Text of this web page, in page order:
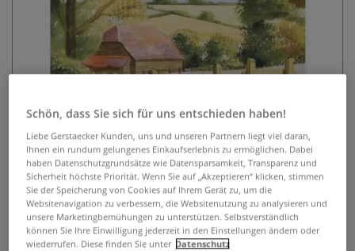
Aquarellmalerei Landschaften
0 Bewertungen
Eindrucksvolle Bilder Schritt für Schritt malen. Mit Vorlagen
Schön, dass Sie sich für uns entschieden haben!
Liebe Gerstaecker Kunden, uns und unseren Partnern liegt viel daran,
Ihnen ein rundum gelungenes Einkaufserlebnis zu ermöglichen. Dabei
haben Datenschutzgrundsätze wie Datensparsamkeit, Transparenz und
Sicherheit höchste Priorität. Wenn Sie auf „Akzeptieren“ klicken, stimmen
Sie der Speicherung von Cookies auf Ihrem Gerät zu, um die
Websitenavigation zu verbessern, die Websitenutzung zu analysieren und
unsere Marketingbemühungen zu unterstützen. Selbstverständlich
können Sie Ihre Einwilligung jederzeit in den Einstellungen ändern oder
wiederrufen. Diese finden Sie unter Datenschutz